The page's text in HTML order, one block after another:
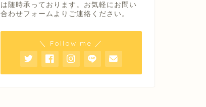
は随時承っております。お気軽にお問い
合わせフォームよりご連絡ください。
＼ Follow me ／